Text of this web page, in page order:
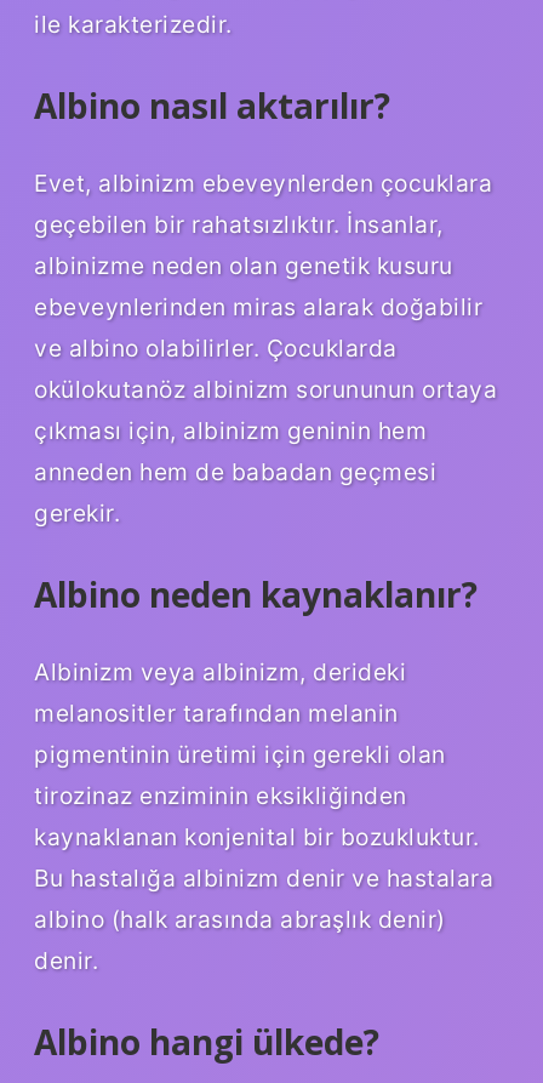
ile karakterizedir.
Albino nasıl aktarılır?
Evet, albinizm ebeveynlerden çocuklara
geçebilen bir rahatsızlıktır. İnsanlar,
albinizme neden olan genetik kusuru
ebeveynlerinden miras alarak doğabilir
ve albino olabilirler. Çocuklarda
okülokutanöz albinizm sorununun ortaya
çıkması için, albinizm geninin hem
anneden hem de babadan geçmesi
gerekir.
Albino neden kaynaklanır?
Albinizm veya albinizm, derideki
melanositler tarafından melanin
pigmentinin üretimi için gerekli olan
tirozinaz enziminin eksikliğinden
kaynaklanan konjenital bir bozukluktur.
Bu hastalığa albinizm denir ve hastalara
albino (halk arasında abraşlık denir)
denir.
Albino hangi ülkede?